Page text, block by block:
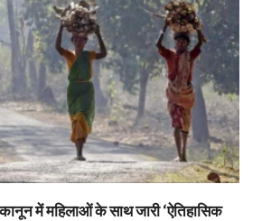
में महिलाओं के साथ जारी ‘ऐतिहासिक